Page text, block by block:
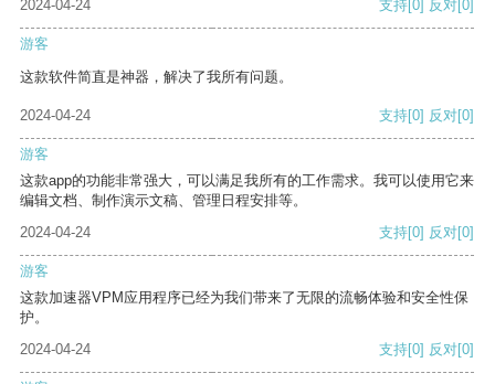
2024-04-24 支持[0] 反对[0]
游客
这款软件简直是神器，解决了我所有问题。
2024-04-24 支持[0] 反对[0]
游客
这款app的功能非常强大，可以满足我所有的工作需求。我可以使用它来
编辑文档、制作演示文稿、管理日程安排等。
2024-04-24
支持[0] 反对[0]
游客
这款加速器VPM应用程序已经为我们带来了无限的流畅体验和安全性保
护。
2024-04-24
支持[0] 反对[0]